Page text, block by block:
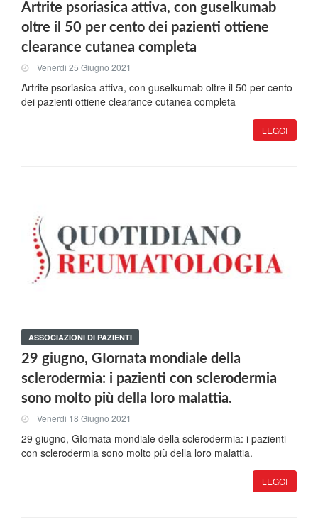
Artrite psoriasica attiva, con guselkumab
oltre il 50 per cento dei pazienti ottiene
clearance cutanea completa
Venerdi 25 Giugno 2021
Artrite psoriasica attiva, con guselkumab oltre il 50 per cento
dei pazienti ottiene clearance cutanea completa
LEGGI
ASSOCIAZIONI DI PAZIENTI
29 giugno, GIornata mondiale della
sclerodermia: i pazienti con sclerodermia
sono molto più della loro malattia.
Venerdi 18 Giugno 2021
29 giugno, GIornata mondiale della sclerodermia: i pazienti
con sclerodermia sono molto più della loro malattia.
LEGGI